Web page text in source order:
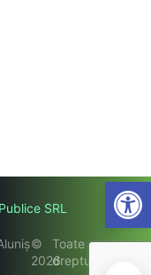
©
2026
Toate
drepturile
SRL